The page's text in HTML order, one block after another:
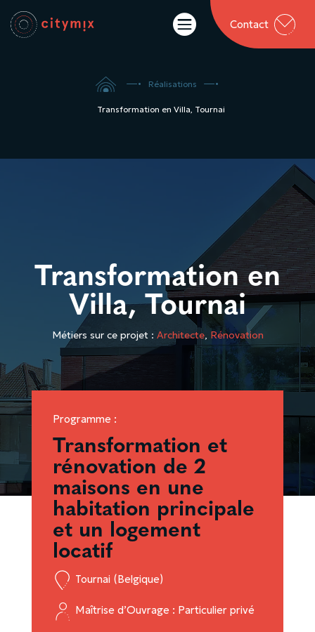
 Contact
 5 Réalisations 5
Transformation en Villa, Tournai
Transformation en
Villa, Tournai
Métiers sur ce projet : Architecte, Rénovation
Programme :
Transformation et
rénovation de 2
maisons en une
habitation principale
et un logement
locatif
Tournai (Belgique)
Maîtrise d’Ouvrage : Particulier privé